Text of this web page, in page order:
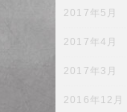
2017年5月
2017年4月
2017年3月
2016年12月